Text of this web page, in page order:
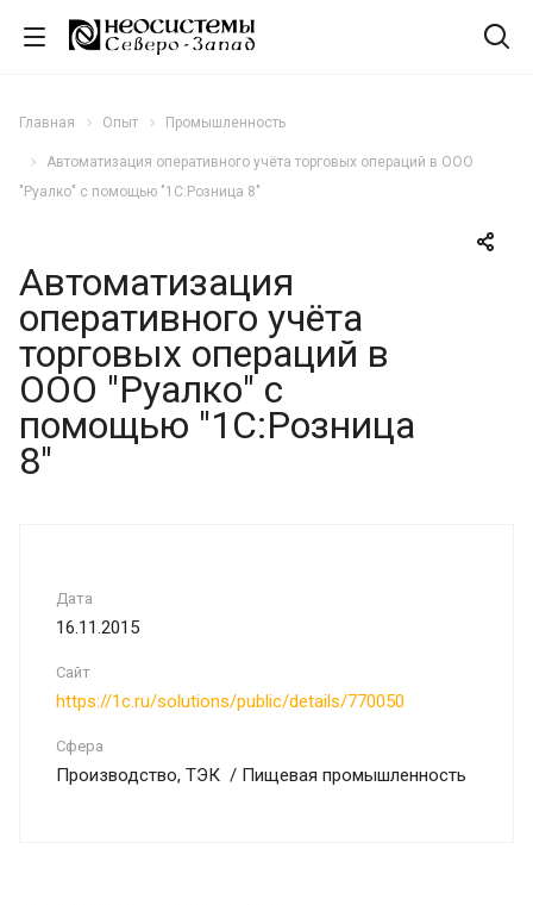
Главная Опыт Промышленность
Автоматизация оперативного учёта торговых операций в ООО
"Руалко" с помощью "1С:Розница 8"
Автоматизация
оперативного учёта
торговых операций в
ООО "Руалко" с
помощью "1С:Розница
8"
Дата
16.11.2015
Сайт
https://1c.ru/solutions/public/details/770050
Сфера
Производство, ТЭК / Пищевая промышленность